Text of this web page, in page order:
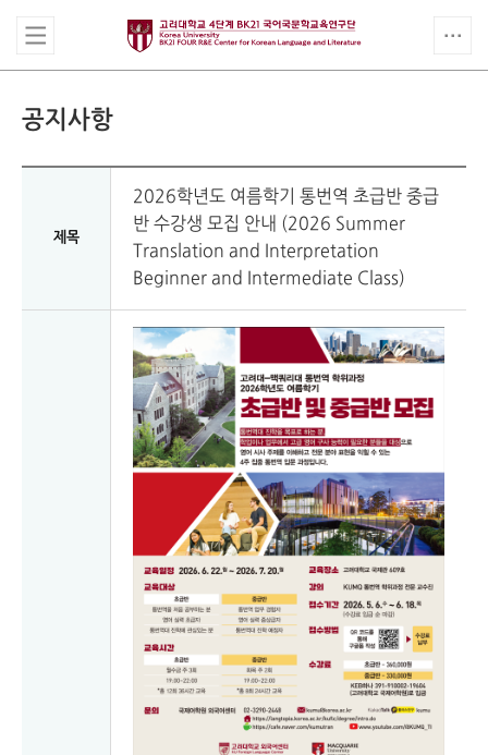
공지사항
제목
2026학년도 여름학기 통번역 초급반 중급
반 수강생 모집 안내 (2026 Summer
Translation and Interpretation
Beginner and Intermediate Class)